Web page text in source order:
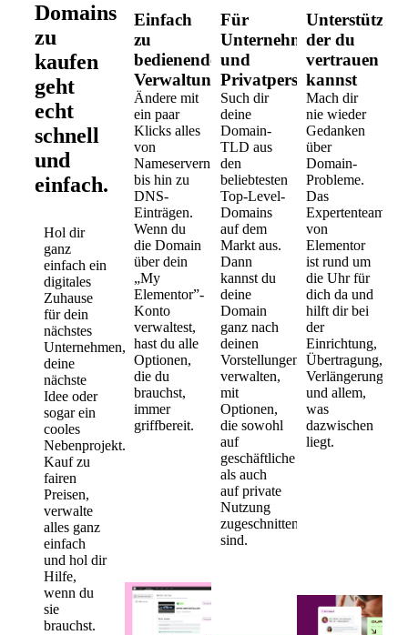
Domains
zu
kaufen
geht
echt
schnell
und
einfach.
Hol dir
ganz
einfach ein
digitales
Zuhause
für dein
nächstes
Unternehmen,
deine
nächste
Idee oder
sogar ein
cooles
Nebenprojekt.
Kauf zu
fairen
Preisen,
verwalte
alles ganz
einfach
und hol dir
Hilfe,
wenn du
sie
brauchst.
Einfach
zu
bedienende
Verwaltungsoberfläche
Ändere mit
ein paar
Klicks alles
von
Nameservern
bis hin zu
DNS-
Einträgen.
Wenn du
die Domain
über dein
„My
Elementor”-
Konto
verwaltest,
hast du alle
Optionen,
die du
brauchst,
immer
griffbereit.
Für
Unternehmen
und
Privatpersonen
Such dir
deine
Domain-
TLD aus
den
beliebtesten
Top-Level-
Domains
auf dem
Markt aus.
Dann
kannst du
deine
Domain
ganz nach
deinen
Vorstellungen
verwalten,
mit
Optionen,
die sowohl
auf
geschäftliche
als auch
auf private
Nutzung
zugeschnitten
sind.
der du
vertrauen
kannst
Mach dir
nie wieder
Gedanken
über
Domain-
Probleme.
Das
Expertenteam
von
Elementor
ist rund um
die Uhr für
dich da und
hilft dir bei
der
Einrichtung,
Übertragung,
Verlängerung
und allem,
was
dazwischen
liegt.